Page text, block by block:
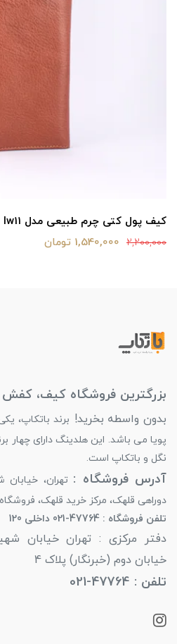
کیف پول کتی چرم طبیعی مدل lw11
2,200,000 1,540,000 تومان
بزرگترین فروشگاه کیف، کفش
بدون واسطه بخرید! برند باتکاپ،
پویا می باشد. این هلدینگ دارای چهار
نگل و باتکاپ است.
آدرس فروشگاه : تهران،
دوراهی قلهک، مرکز خرید قلهک،
تلفن فروشگاه : 47764-021 داخلی 120
دفتر مرکزی : تهران خیابان
خیابان دوم (خبرنگار) پلاک 4
تلفن : 47764-021